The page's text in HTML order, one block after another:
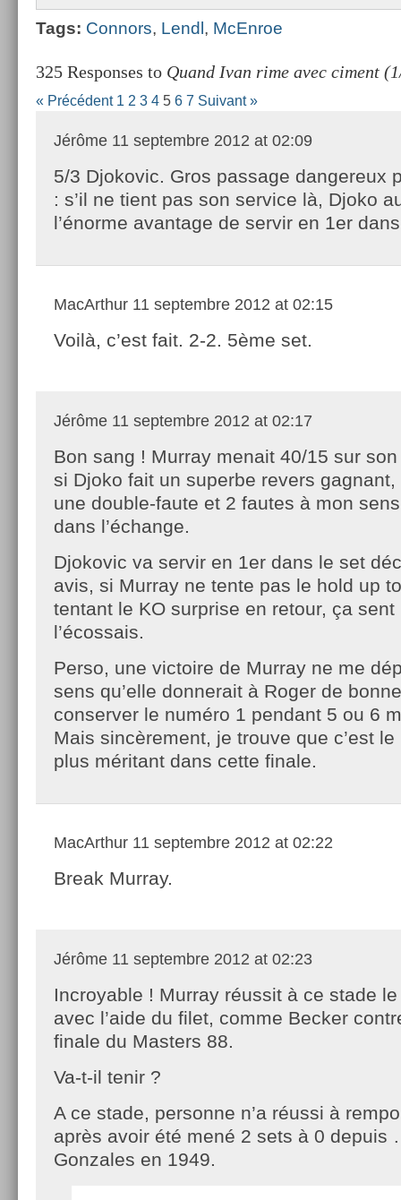
Tags: Con­nors, Lendl , McEn­roe
325 Responses to Quand Ivan rime avec ciment
« Précédent 1 2 3 4 5 6 7 Suivant »
Jérôme 11 septembre 2012 at 02:09
5/3 Djokovic. Gros passage dangereux
: s’il ne tient pas son service là, Djoko
l’énorme avantage de servir en 1er
MacArthur 11 septembre 2012 at 02:15
Voilà, c’est fait. 2-2. 5ème set.
Jérôme 11 septembre 2012 at 02:17
Bon sang ! Murray menait 40/15 sur
si Djoko fait un superbe revers
une double-faute et 2 fautes à mon
dans l’échange.
Djokovic va servir en 1er dans le set
avis, si Murray ne tente pas le hold up
tentant le KO surprise en retour, ça
l’écossais.
Perso, une victoire de Murray ne me
sens qu’elle donnerait à Roger de
conserver le numéro 1 pendant 5 ou 6
Mais sincèrement, je trouve que c’est
plus méritant dans cette finale.
MacArthur 11 septembre 2012 at 02:22
Break Murray.
Jérôme 11 septembre 2012 at 02:23
Incroyable ! Murray réussit à ce stade
avec l’aide du filet, comme Becker
finale du Masters 88.
Va-t-il tenir ?
A ce stade, personne n’a réussi à
après avoir été mené 2 sets à 0 depuis
Gonzales en 1949.